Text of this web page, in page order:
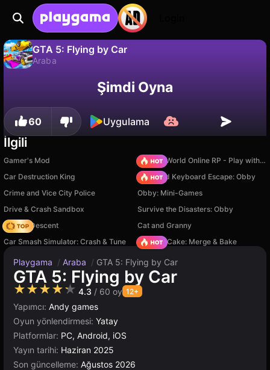
GTA 5: Flying by Car
Araba
İlerlemeyi kaydet! Hayır
Şimdi Oyna
60 Uygulama
İlgili
Gamer's Mod
Sprunki World Online RP - Play with Friends!
Car Destruction King
+1 Speed Keyboard Escape: Obby
Crime and Vice City Police
Obby: Mini-Games
Drive & Crash Sandbox
Survive the Disasters: Obby
Deadly Descent
Cat and Granny
Car Smash Simulator: Crash & Tune
Piece of Cake: Merge & Bake
Playgama / Araba / GTA 5: Flying by Car
GTA 5: Flying by Car
★★★★★ 4.3 / 60 oy 12+
Yapımcı: Andy games
Oyun yönlendirmesi: Yatay
Platformlar: PC, Android, iOS
Yayın tarihi: Haziran 2025
Son güncelleme: Ağustos 2026